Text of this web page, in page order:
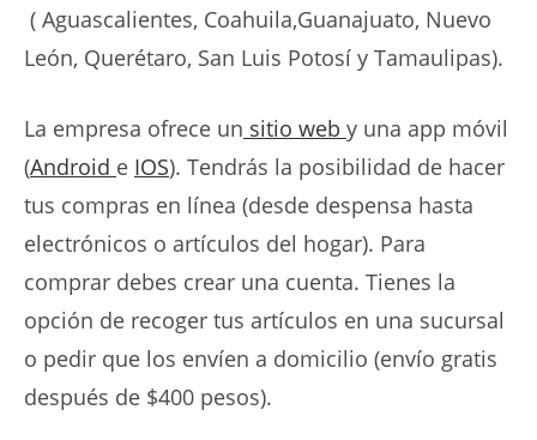
( Aguascalientes, Coahuila,Guanajuato, Nuevo
León, Querétaro, San Luis Potosí y Tamaulipas).
La empresa ofrece un sitio web y una app móvil
(Android e IOS). Tendrás la posibilidad de hacer
tus compras en línea (desde despensa hasta
electrónicos o artículos del hogar). Para
comprar debes crear una cuenta. Tienes la
opción de recoger tus artículos en una sucursal
o pedir que los envíen a domicilio (envío gratis
después de $400 pesos).